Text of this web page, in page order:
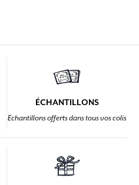
ÉCHANTILLONS
Echantillons offerts dans tous vos colis